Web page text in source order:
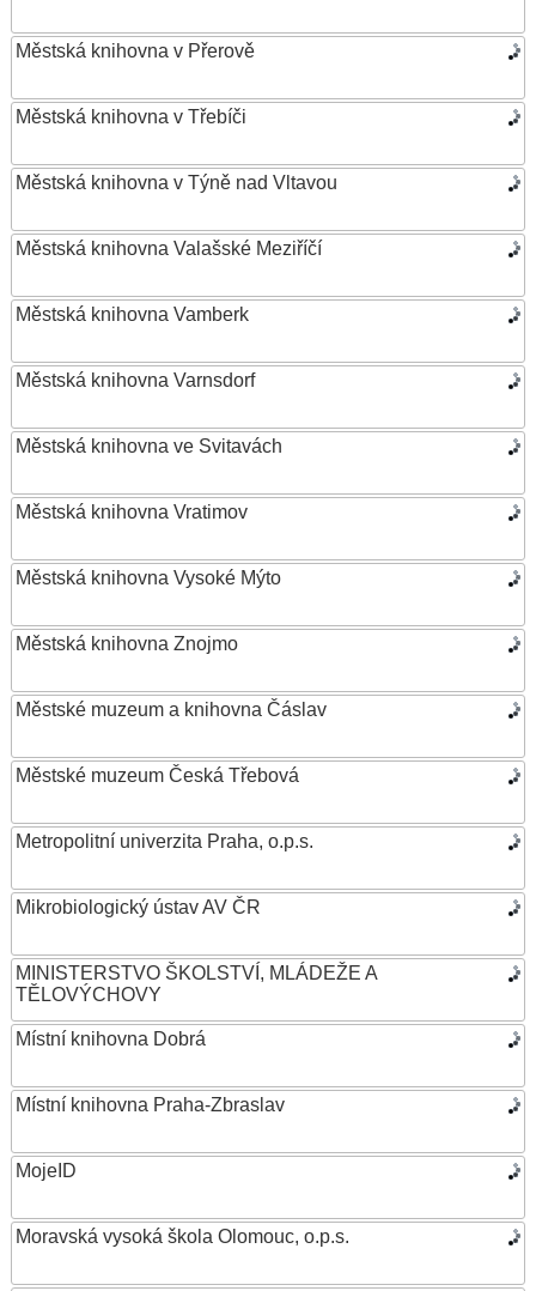
Městská knihovna v Přerově
Městská knihovna v Třebíči
Městská knihovna v Týně nad Vltavou
Městská knihovna Valašské Meziříčí
Městská knihovna Vamberk
Městská knihovna Varnsdorf
Městská knihovna ve Svitavách
Městská knihovna Vratimov
Městská knihovna Vysoké Mýto
Městská knihovna Znojmo
Městské muzeum a knihovna Čáslav
Městské muzeum Česká Třebová
Metropolitní univerzita Praha, o.p.s.
Mikrobiologický ústav AV ČR
MINISTERSTVO ŠKOLSTVÍ, MLÁDEŽE A
TĚLOVÝCHOVY
Místní knihovna Dobrá
Místní knihovna Praha-Zbraslav
MojeID
Moravská vysoká škola Olomouc, o.p.s.